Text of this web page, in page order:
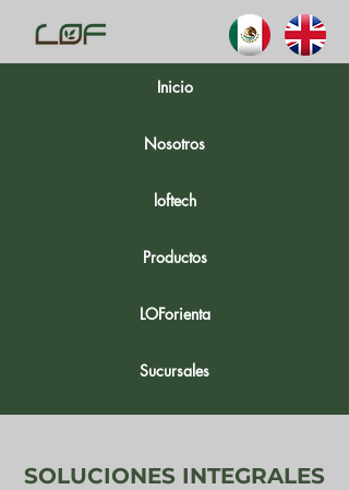
Inicio
Nosotros
loftech
Productos
LOForienta
Sucursales
SOLUCIONES INTEGRALES